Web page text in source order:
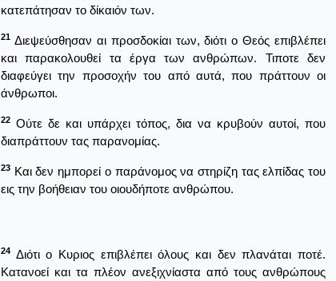
κατεπάτησαν το δίκαιόν των.
21 Διεψεύσθησαν αι προσδοκίαι των, διότι ο Θεός επιβλέπει
και παρακολουθεί τα έργα των ανθρώπων. Τιποτε δεν
διαφεύγει την προσοχήν του από αυτά, που πράττουν οι
άνθρωποι.
22 Ούτε δε και υπάρχει τόπος, δια να κρυβούν αυτοί, που
διαπράττουν τας παρανομίας.
23 Και δεν ημπορεί ο παράνομος να στηρίζη τας ελπίδας του
εις την βοήθειαν του οιουδήποτε ανθρώπου.
24 Διότι ο Κυριος επιβλέπει όλους και δεν πλανάται ποτέ.
Κατανοεί και τα πλέον ανεξιχνίαστα από τους ανθρώπους